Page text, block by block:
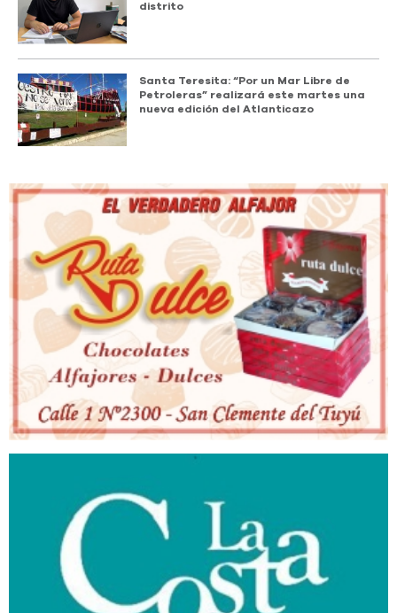
distrito
Santa Teresita: “Por un Mar Libre de
Petroleras” realizará este martes una
nueva edición del Atlanticazo